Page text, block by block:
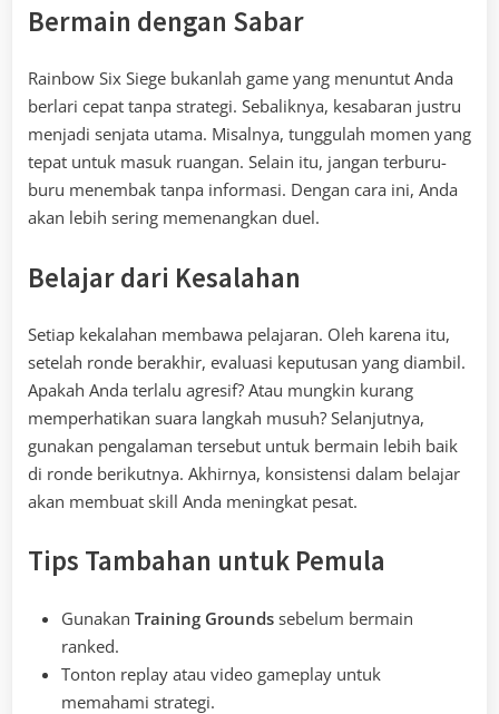
Bermain dengan Sabar
Rainbow Six Siege bukanlah game yang menuntut Anda
berlari cepat tanpa strategi. Sebaliknya, kesabaran justru
menjadi senjata utama. Misalnya, tunggulah momen yang
tepat untuk masuk ruangan. Selain itu, jangan terburu-
buru menembak tanpa informasi. Dengan cara ini, Anda
akan lebih sering memenangkan duel.
Belajar dari Kesalahan
Setiap kekalahan membawa pelajaran. Oleh karena itu,
setelah ronde berakhir, evaluasi keputusan yang diambil.
Apakah Anda terlalu agresif? Atau mungkin kurang
memperhatikan suara langkah musuh? Selanjutnya,
gunakan pengalaman tersebut untuk bermain lebih baik
di ronde berikutnya. Akhirnya, konsistensi dalam belajar
akan membuat skill Anda meningkat pesat.
Tips Tambahan untuk Pemula
Gunakan Training Grounds sebelum bermain
ranked.
Tonton replay atau video gameplay untuk
memahami strategi.